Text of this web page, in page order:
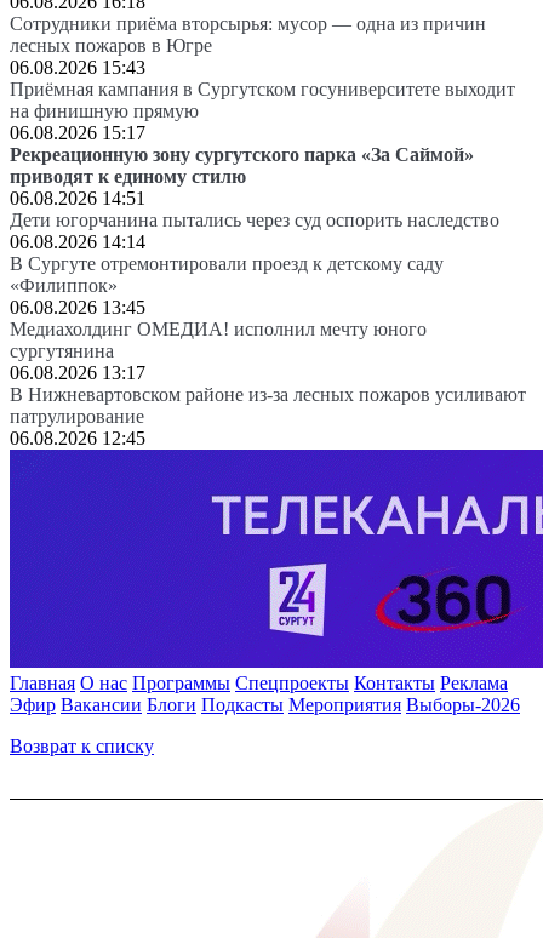
Сотрудники приёма вторсырья: мусор — одна из причин
лесных пожаров в Югре
06.08.2026 15:43
Приёмная кампания в Сургутском госуниверситете выходит
на финишную прямую
06.08.2026 15:17
Рекреационную зону сургутского парка «За Саймой»
приводят к единому стилю
06.08.2026 14:51
Дети югорчанина пытались через суд оспорить наследство
06.08.2026 14:14
В Сургуте отремонтировали проезд к детскому саду
«Филиппок»
06.08.2026 13:45
Медиахолдинг ОМЕДИА! исполнил мечту юного
сургутянина
06.08.2026 13:17
В Нижневартовском районе из-за лесных пожаров усиливают
патрулирование
06.08.2026 12:45
Главная О нас Программы Спецпроекты Контакты Реклама
Эфир Вакансии Блоги Подкасты Мероприятия Выборы-2026
Возврат к списку